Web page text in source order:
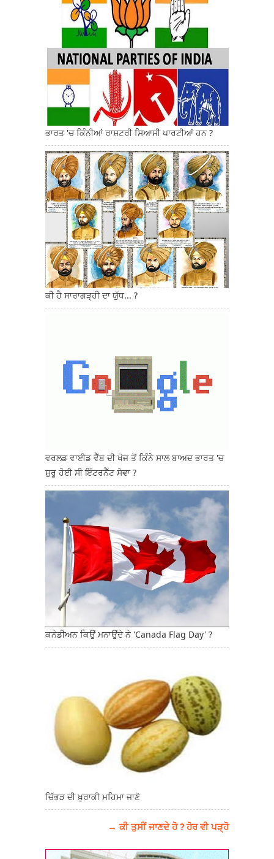
ਭਾਰਤ 'ਚ ਕਿੰਨੀਆਂ ਰਾਸ਼ਟਰੀ ਸਿਆਸੀ ਪਾਰਟੀਆਂ ਹਨ ?
ਕੀ ਹੈ ਸਾਰਾਗੜ੍ਹੀ ਦਾ ਯੁੱਧ... ?
ਵਰਲਡ ਵਾਈਡ ਵੈੱਬ ਦੀ ਖੋਜ ਤੋਂ ਕਿੰਨੇ ਸਾਲ ਬਾਅਦ ਭਾਰਤ 'ਚ
ਸ਼ੁਰੂ ਹੋਈ ਸੀ ਇੰਟਰਨੈੱਟ ਸੇਵਾ ?
ਕਨੇਡੀਅਨ ਕਿਉਂ ਮਨਾਉਂਦੇ ਨੇ 'Canada Flag Day' ?
ਚਿੱਭੜ ਦੀ ਖ਼ੁਰਾਕੀ ਮਹਿਮਾ ਜਾਣੋ
→ ਕੀ ਤੁਸੀਂ ਜਾਣਦੇ ਹੋ ? ਹੋਰ ਵੀ ਪੜ੍ਹੋ